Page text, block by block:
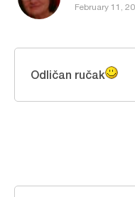
February 11,
Odličan ručak